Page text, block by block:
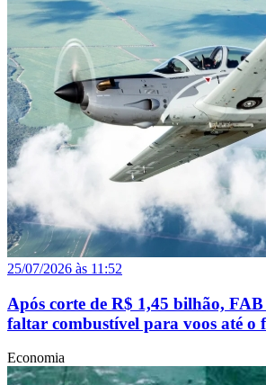
25/07/2026 às 11:52
Após corte de R$ 1,45 bilhão,
faltar combustível para voos até o
Economia